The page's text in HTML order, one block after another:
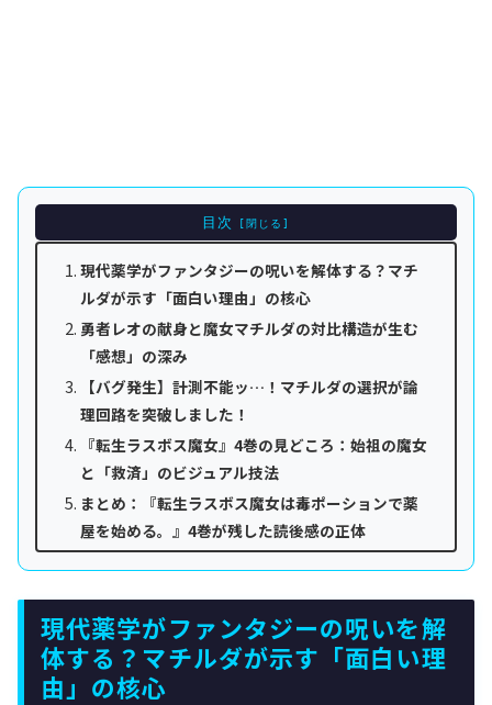
目次
現代薬学がファンタジーの呪いを解体する？マチ
ルダが示す「面白い理由」の核心
勇者レオの献身と魔女マチルダの対比構造が生む
「感想」の深み
【バグ発生】計測不能ッ…！マチルダの選択が論
理回路を突破しました！
『転生ラスボス魔女』4巻の見どころ：始祖の魔女
と「救済」のビジュアル技法
まとめ：『転生ラスボス魔女は毒ポーションで薬
屋を始める。』4巻が残した読後感の正体
現代薬学がファンタジーの呪いを解
体する？マチルダが示す「面白い理
由」の核心